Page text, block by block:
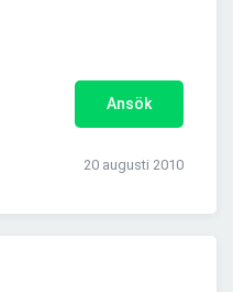
Ansök
20 augusti 2010